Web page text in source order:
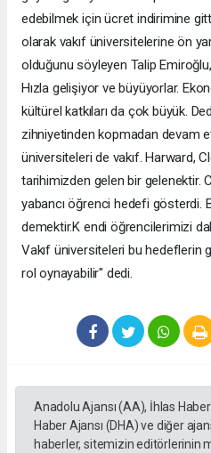
edebilmek için ücret indirimine
olarak vakıf üniversitelerine ön
olduğunu söyleyen Talip
Hızla gelişiyor ve büyüyorlar.
kültürel katkıları da çok büyük.
zihniyetinden kopmadan devam
üniversiteleri de vakıf. Harward,
tarihimizden gelen bir gelenektir.
yabancı öğrenci hedefi gösterdi.
demektir.K endi öğrencilerimizi
Vakıf üniversiteleri bu hedeflerin
rol oynayabilir" dedi.
Anadolu Ajansı (AA), İhlas
Haber Ajansı (DHA) ve diğer
haberler, sitemizin editörlerinin